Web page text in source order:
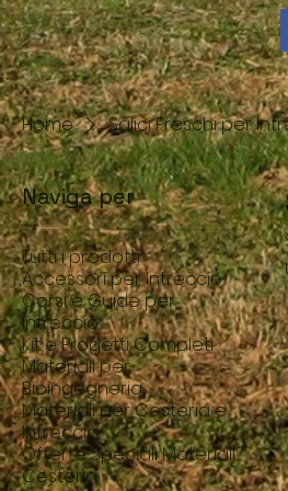
Home Salici Freschi per
Naviga per
Tutti i prodotti
Accessori per Intreccio
Corsi e Guide per
Intreccio
Kit e Progetti Completi
Materiali per
Bioingegneria
Materiali per Cesteria e
Intreccio
Offerte Speciali Materiali
Cesteria